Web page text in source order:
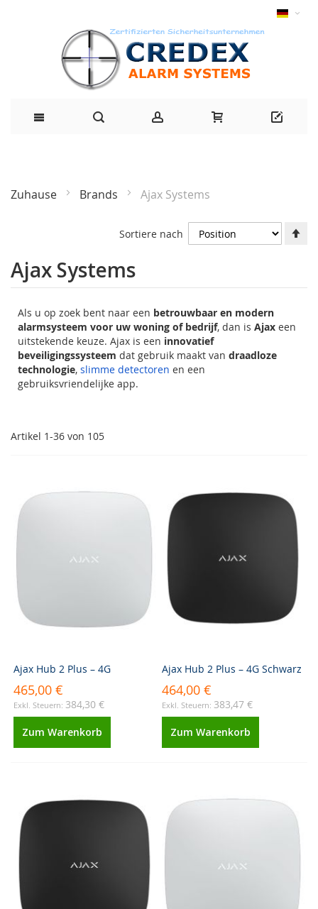
Zuhause Brands Ajax Systems
Ajax Systems
Als u op zoek bent naar een betrouwbaar en modern
alarmsysteem voor uw woning of bedrijf, dan is Ajax een
uitstekende keuze. Ajax is een innovatief
beveiligingssysteem dat gebruik maakt van draadloze
technologie, slimme detectoren en een
gebruiksvriendelijke app.
Artikel 1-36 von 105
Sortiere nach
Ajax Hub 2 Plus – 4G
465,00 €
384,30 €
Zum Warenkorb
Ajax Hub 2 Plus – 4G Schwarz
464,00 €
383,47 €
Zum Warenkorb